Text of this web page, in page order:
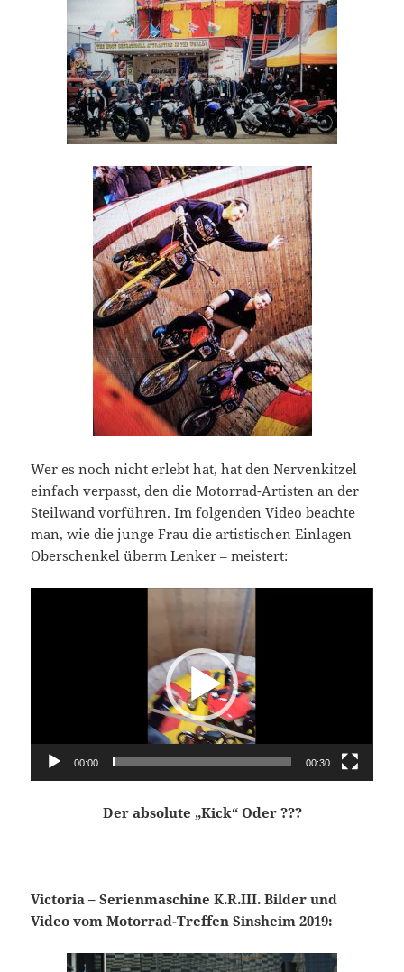
Wer es noch nicht erlebt hat, hat den Nervenkitzel
einfach verpasst, den die Motorrad-Artisten an der
Steilwand vorführen. Im folgenden Video beachte
man, wie die junge Frau die artistischen Einlagen –
Oberschenkel überm Lenker – meistert:
00:00 00:30
Der absolute „Kick“ Oder ???
Victoria – Serienmaschine K.R.III. Bilder und
Video vom Motorrad-Treffen Sinsheim 2019: